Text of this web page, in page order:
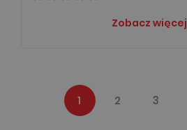
Zobacz więcej
1 2 3